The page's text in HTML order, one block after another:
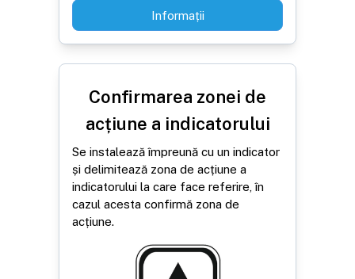
Informații
Confirmarea zonei de
acțiune a indicatorului
Se instalează împreună cu un indicator
și delimitează zona de acțiune a
indicatorului la care face referire, în
cazul acesta confirmă zona de
acțiune.